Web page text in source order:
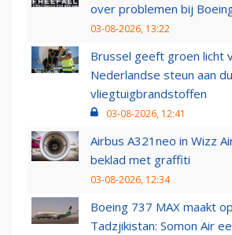
over problemen bij
03-08-2026, 13:22
Brussel geeft groen licht
Nederlandse steun aan
vliegtuigbrandstoffen
03-08-2026, 12:41
Airbus A321neo in Wizz
beklad met graffiti
03-08-2026, 12:34
Boeing 737 MAX maakt
Tadzjikistan: Somon Air